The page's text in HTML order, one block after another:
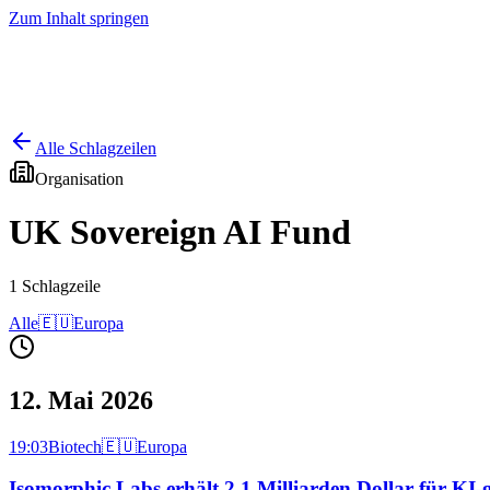
Zum Inhalt springen
Alle Schlagzeilen
Organisation
UK Sovereign AI Fund
1 Schlagzeile
Alle🇪🇺Europa
12. Mai 2026
19:03Biotech🇪🇺Europa